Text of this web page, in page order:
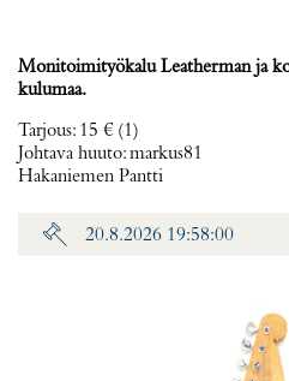
Monitoimityökalu Leatherman ja
kulumaa.
Tarjous: 15 € (1)
Johtava huuto:markus81
Hakaniemen Pantti
20.8.2026 19:58:00